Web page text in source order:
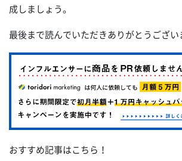
成しましょう。
最後まで読んでいただきありがとうござい
おすすめ記事はこちら！